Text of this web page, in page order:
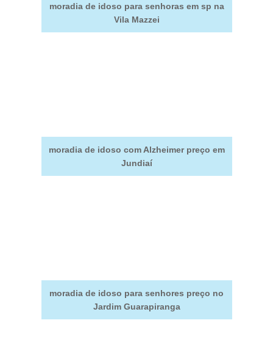
moradia de idoso para senhoras em sp na
Vila Mazzei
moradia de idoso com Alzheimer preço em
Jundiaí
moradia de idoso para senhores preço no
Jardim Guarapiranga